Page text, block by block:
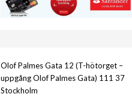
Olof Palmes Gata 12 (T-hötorget –
uppgång Olof Palmes Gata) 111 37
Stockholm